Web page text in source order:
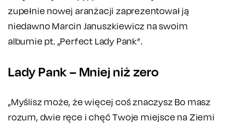
zupełnie nowej aranżacji zaprezentował ją
niedawno Marcin Januszkiewicz na swoim
albumie pt. „Perfect Lady Pank”.
Lady Pank – Mniej niż zero
„Myślisz może, że więcej coś znaczysz Bo masz
rozum, dwie ręce i chęć Twoje miejsce na Ziemi